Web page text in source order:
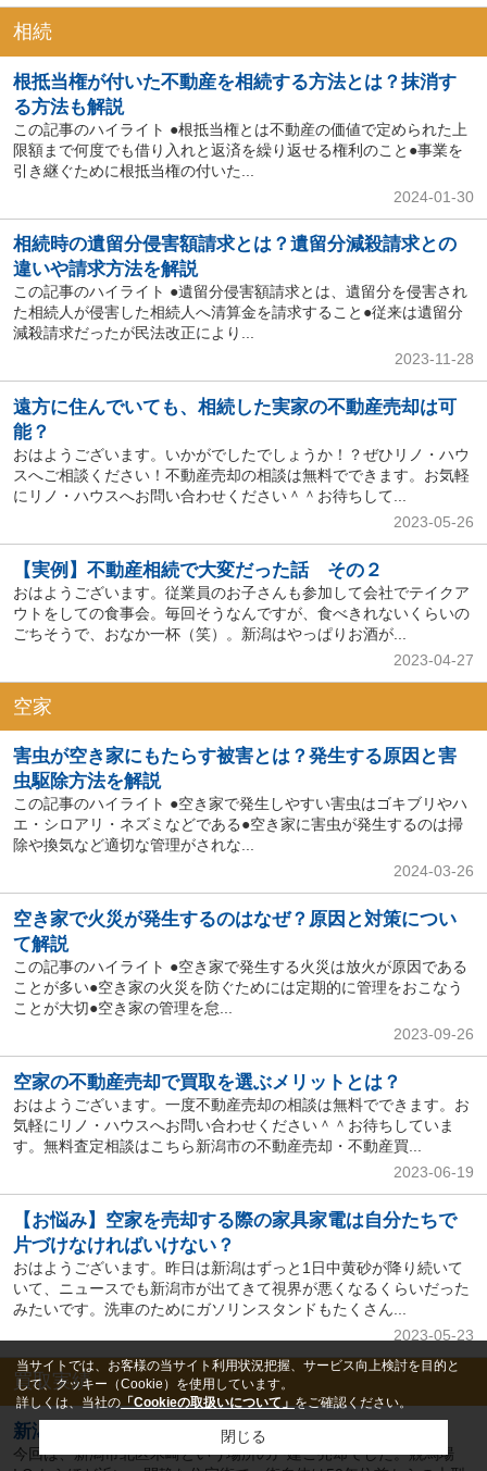
相続
根抵当権が付いた不動産を相続する方法とは？抹消す
る方法も解説
この記事のハイライト ●根抵当権とは不動産の価値で定められた上
限額まで何度でも借り入れと返済を繰り返せる権利のこと●事業を
引き継ぐために根抵当権の付いた...
2024-01-30
相続時の遺留分侵害額請求とは？遺留分減殺請求との
違いや請求方法を解説
この記事のハイライト ●遺留分侵害額請求とは、遺留分を侵害され
た相続人が侵害した相続人へ清算金を請求すること●従来は遺留分
減殺請求だったが民法改正により...
2023-11-28
遠方に住んでいても、相続した実家の不動産売却は可
能？
おはようございます。いかがでしたでしょうか！？ぜひリノ・ハウ
スへご相談ください！不動産売却の相談は無料でできます。お気軽
にリノ・ハウスへお問い合わせください＾＾お待ちして...
2023-05-26
【実例】不動産相続で大変だった話 その２
おはようございます。従業員のお子さんも参加して会社でテイクア
ウトをしての食事会。毎回そうなんですが、食べきれないくらいの
ごちそうで、おなか一杯（笑）。新潟はやっぱりお酒が...
2023-04-27
空家
害虫が空き家にもたらす被害とは？発生する原因と害
虫駆除方法を解説
この記事のハイライト ●空き家で発生しやすい害虫はゴキブリやハ
エ・シロアリ・ネズミなどである●空き家に害虫が発生するのは掃
除や換気など適切な管理がされな...
2024-03-26
空き家で火災が発生するのはなぜ？原因と対策につい
て解説
この記事のハイライト ●空き家で発生する火災は放火が原因である
ことが多い●空き家の火災を防ぐためには定期的に管理をおこなう
ことが大切●空き家の管理を怠...
2023-09-26
空家の不動産売却で買取を選ぶメリットとは？
おはようございます。一度不動産売却の相談は無料でできます。お
気軽にリノ・ハウスへお問い合わせください＾＾お待ちしていま
す。無料査定相談はこちら新潟市の不動産売却・不動産買...
2023-06-19
【お悩み】空家を売却する際の家具家電は自分たちで
片づけなければいけない？
おはようございます。昨日は新潟はずっと1日中黄砂が降り続いて
いて、ニュースでも新潟市が出てきて視界が悪くなるくらいだった
みたいです。洗車のためにガソリンスタンドもたくさん...
2023-05-23
買取実績
新潟市北区木崎 戸建の売却エピソード～S様～
今回は、新潟市北区木崎という場所の戸建ご売却でした。競馬場
当サイトでは、お客様の当サイト利用状況把握、サービス向上検討を目的と
して、クッキー（Cookie）を使用しています。
詳しくは、当社の「Cookieの取扱いについて」をご確認ください。
閉じる